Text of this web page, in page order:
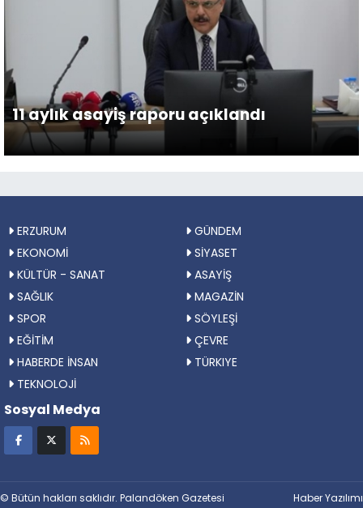
11 aylık asayiş raporu açıklandı
ERZURUM
GÜNDEM
EKONOMİ
SİYASET
KÜLTÜR - SANAT
ASAYİŞ
SAĞLIK
MAGAZİN
SPOR
SÖYLEŞİ
EĞİTİM
ÇEVRE
HABERDE İNSAN
TÜRKIYE
TEKNOLOJİ
Sosyal Medya
© Bütün hakları saklıdır. Palandöken Gazetesi Haber Yazılımı